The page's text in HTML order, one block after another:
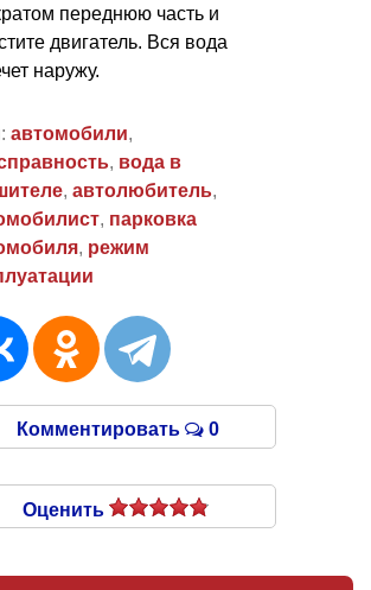
переднюю часть и
двигатель. Вся вода
наружу.
автомобили,
, вода в
, автолюбитель,
, парковка
, режим
Комментировать 0
Оценить